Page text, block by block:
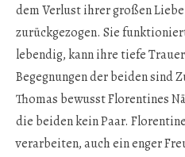
dem Verlust ihrer großen
zurückgezogen. Sie
lebendig, kann ihre tiefe
Begegnungen der beiden sind
Thomas bewusst Florentines
die beiden kein Paar.
verarbeiten, auch ein enger